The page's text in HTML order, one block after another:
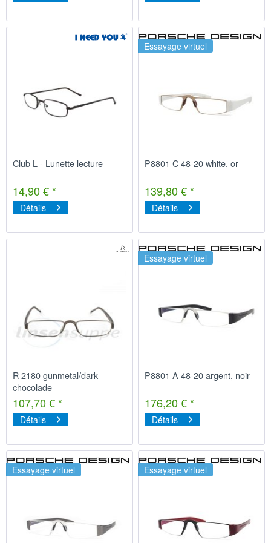
Club L - Lunette lecture
14,90 € *
Détails
Essayage virtuel
P8801 C 48-20 white, or
139,80 € *
Détails
R 2180 gunmetal/dark
chocolade
107,70 € *
Détails
Essayage virtuel
P8801 A 48-20 argent, noir
176,20 € *
Détails
Essayage virtuel Essayage virtuel